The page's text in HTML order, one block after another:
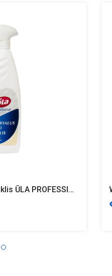
Universalus stiklo valiklis ŪLA PROFESSIONAL, 0,75 l